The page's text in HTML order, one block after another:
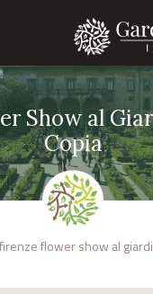
Show al
Copia
firenze flower show al